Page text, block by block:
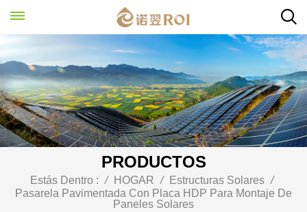
PRODUCTOS
Estás Dentro : / HOGAR / Estructuras Solares /
Pasarela Pavimentada Con Placa HDP Para Montaje De
Paneles Solares